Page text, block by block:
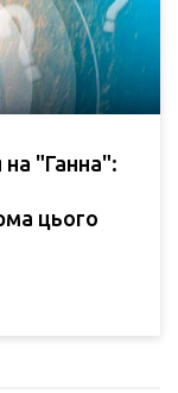
"Ганна":
цього